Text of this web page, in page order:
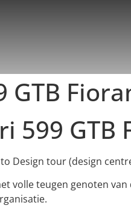
GTB
599 GTB
to Design tour (design
volle teugen genoten